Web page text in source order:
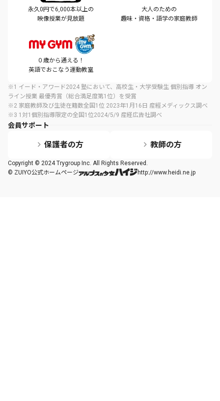
永久0円で6,000本以上の
映像授業が見放題
大人のための
趣味・資格・語学の家庭教師
０歳から通える！
英語でおこなう運動教室
※1 イード・アワード2024 塾において、高校生・大学受験生 個別指導 オン
ライン授業 最優秀賞（総合満足度第1位）を受賞
※2 家庭教師及び生徒在籍数全国1位 2023年1月16日 産經メディックス調べ
※3 1対1個別指導限定の全国1位2024/5/9 産経広告社調べ
会員サポート
保護者の方 教師の方
Copyright © 2024 Trygroup Inc. All Rights Reserved.
© ZUIYO公式ホームページ
http://www.heidi.ne.jp